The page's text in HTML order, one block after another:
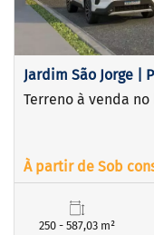
Jardim São Jorge |
Terreno à venda
À partir de Sob
250 - 587,03 m²